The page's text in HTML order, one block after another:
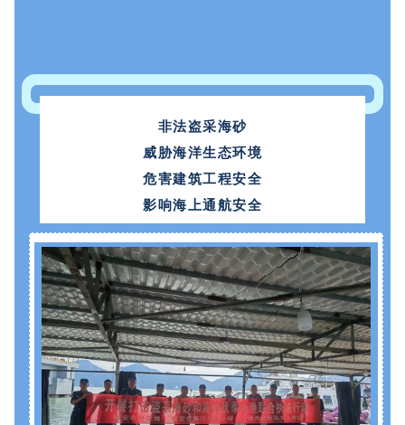
非法盗采海砂
威胁海洋生态环境
危害建筑工程安全
影响海上通航安全